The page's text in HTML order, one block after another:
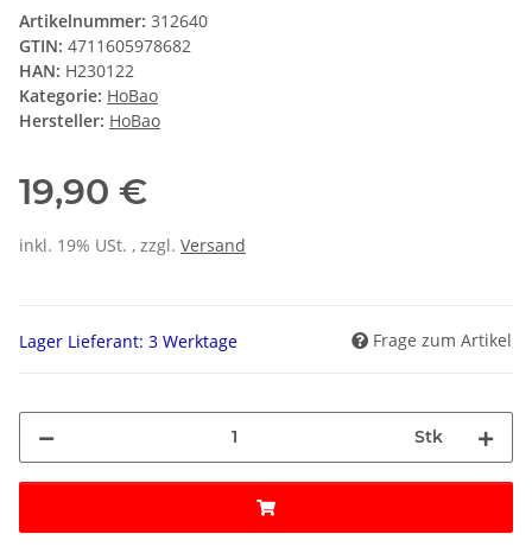
Artikelnummer: 312640
GTIN: 4711605978682
HAN: H230122
Kategorie: HoBao
Hersteller: HoBao
19,90 €
inkl. 19% USt. , zzgl. Versand
Lager Lieferant: 3 Werktage Frage zum Artikel
Stk